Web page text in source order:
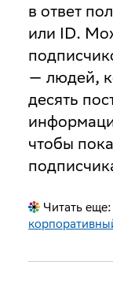
в ответ
или ID.
— людей,
десять
чтобы
Читать еще: